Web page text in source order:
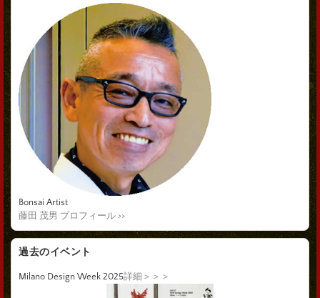
Bonsai Artist
藤田 茂男 プロフィール >>
過去のイベント
Milano Design Week 2025詳細＞＞＞